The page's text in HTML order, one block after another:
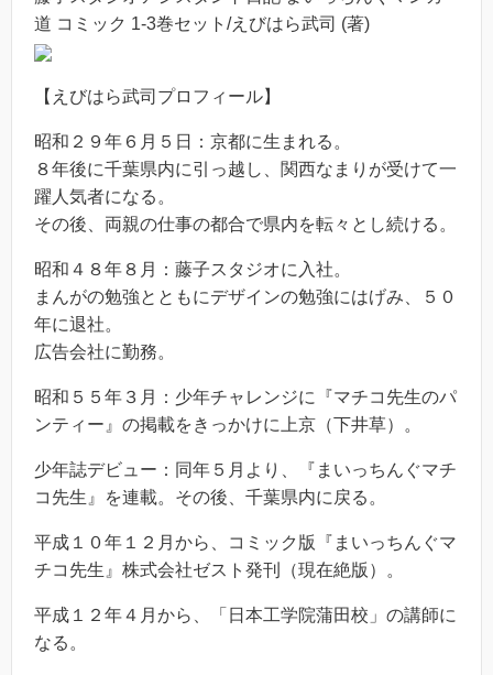
道 コミック 1-3巻セット/えびはら武司 (著)
【えびはら武司プロフィール】
昭和２９年６月５日：京都に生まれる。
８年後に千葉県内に引っ越し、関西なまりが受けて一
躍人気者になる。
その後、両親の仕事の都合で県内を転々とし続ける。
昭和４８年８月：藤子スタジオに入社。
まんがの勉強とともにデザインの勉強にはげみ、５０
年に退社。
広告会社に勤務。
昭和５５年３月：少年チャレンジに『マチコ先生のパ
ンティー』の掲載をきっかけに上京（下井草）。
少年誌デビュー：同年５月より、『まいっちんぐマチ
コ先生』を連載。その後、千葉県内に戻る。
平成１０年１２月から、コミック版『まいっちんぐマ
チコ先生』株式会社ゼスト発刊（現在絶版）。
平成１２年４月から、「日本工学院蒲田校」の講師に
なる。